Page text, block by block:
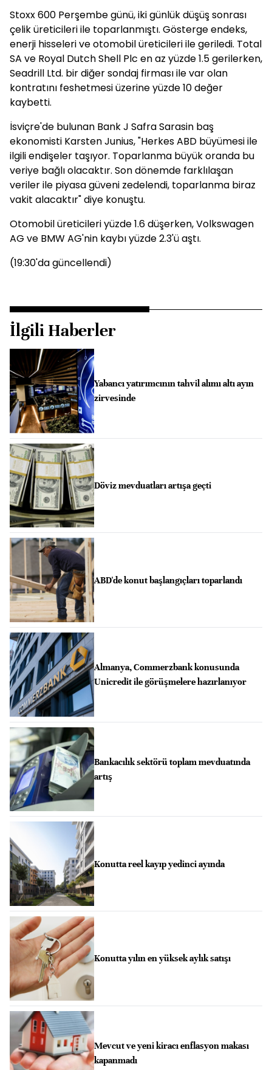
Stoxx 600 Perşembe günü, iki günlük düşüş sonrası
çelik üreticileri ile toparlanmıştı. Gösterge endeks,
enerji hisseleri ve otomobil üreticileri ile geriledi. Total
SA ve Royal Dutch Shell Plc en az yüzde 1.5 gerilerken,
Seadrill Ltd. bir diğer sondaj firması ile var olan
kontratını feshetmesi üzerine yüzde 10 değer
kaybetti.
İsviçre'de bulunan Bank J Safra Sarasin baş
ekonomisti Karsten Junius, "Herkes ABD büyümesi ile
ilgili endişeler taşıyor. Toparlanma büyük oranda bu
veriye bağlı olacaktır. Son dönemde farklılaşan
veriler ile piyasa güveni zedelendi, toparlanma biraz
vakit alacaktır" diye konuştu.
Otomobil üreticileri yüzde 1.6 düşerken, Volkswagen
AG ve BMW AG'nin kaybı yüzde 2.3'ü aştı.
(19:30'da güncellendi)
İlgili Haberler
Yabancı yatırımcının tahvil alımı altı ayın
zirvesinde
Döviz mevduatları artışa geçti
ABD'de konut başlangıçları toparlandı
Almanya, Commerzbank konusunda
Unicredit ile görüşmelere hazırlanıyor
Bankacılık sektörü toplam mevduatında
artış
Konutta reel kayıp yedinci ayında
Konutta yılın en yüksek aylık satışı
Mevcut ve yeni kiracı enflasyon makası
kapanmadı